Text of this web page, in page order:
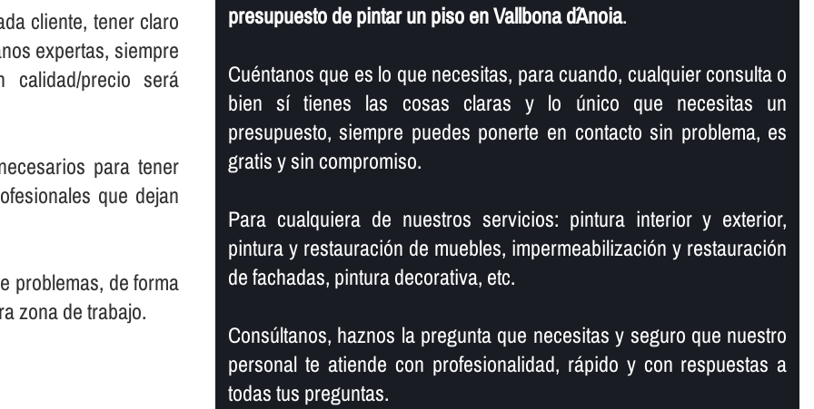
cliente, tener claro
expertas, siempre
precio será
para tener
que dejan
problemas, de forma
zona de trabajo.
presupuesto de pintar un piso en Vallbona d´Anoia.
Cuéntanos que es lo que necesitas, para cuando, cualquier consulta o
bien sí­ tienes las cosas claras y lo único que necesitas un
presupuesto, siempre puedes ponerte en contacto sin problema, es
gratis y sin compromiso.
Para cualquiera de nuestros servicios: pintura interior y exterior,
pintura y restauración de muebles, impermeabilización y restauración
de fachadas, pintura decorativa, etc.
Consúltanos, haznos la pregunta que necesitas y seguro que nuestro
personal te atiende con profesionalidad, rápido y con respuestas a
todas tus preguntas.